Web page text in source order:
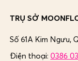
TRỤ SỞ
Số 61A Kim Ngưu,
Điện thoại: 0386